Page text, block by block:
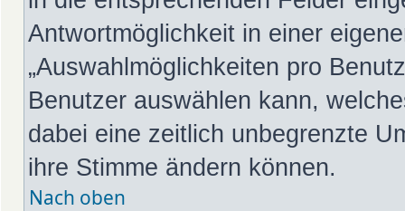
Antwortmöglichkeit in einer
„Auswahlmöglichkeiten pro
Benutzer auswählen kann,
dabei eine zeitlich unbegrenzte
ihre Stimme ändern können.
Nach oben